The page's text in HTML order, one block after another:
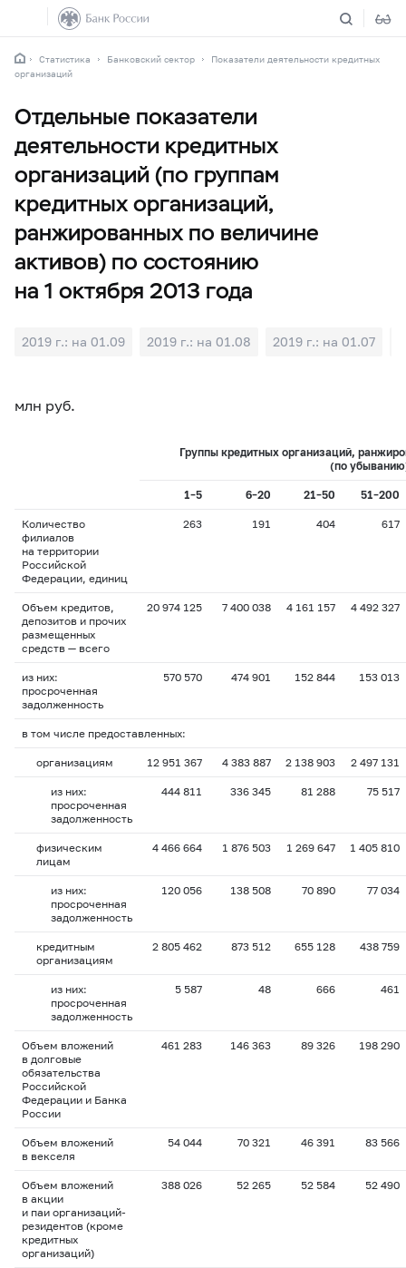
Статистика Банковский сектор
Показатели деятельности кредитных
организаций
Отдельные показатели
деятельности кредитных
организаций (по группам
кредитных организаций,
ранжированных по величине
активов) по состоянию
на 1 октября 2013 года
2019 г.: на 01.09 2019 г.: на 01.08 2019 г.: на 01.07
млн руб.
Группы кредитных организаций,
(по
1–5 6–20 21–50 51–200
Количество
филиалов
на территории
Российской
Федерации, единиц
263 191 404 617
Объем кредитов,
депозитов и прочих
размещенных
средств — всего
20 974 125 7 400 038 4 161 157 4 492 327
из них:
просроченная
задолженность
570 570 474 901 152 844 153 013
в том числе предоставленных:
организациям 12 951 367 4 383 887 2 138 903 2 497 131
из них:
просроченная
задолженность
444 811 336 345 81 288 75 517
физическим
лицам
4 466 664 1 876 503 1 269 647 1 405 810
из них:
просроченная
задолженность
120 056 138 508 70 890 77 034
кредитным
организациям
2 805 462 873 512 655 128 438 759
из них:
просроченная
задолженность
5 587 48 666 461
Объем вложений
в долговые
обязательства
Российской
Федерации и Банка
России
461 283 146 363 89 326 198 290
Объем вложений
в векселя
54 044 70 321 46 391 83 566
Объем вложений
в акции
и паи организаций-
резидентов (кроме
кредитных
организаций)
388 026 52 265 52 584 52 490